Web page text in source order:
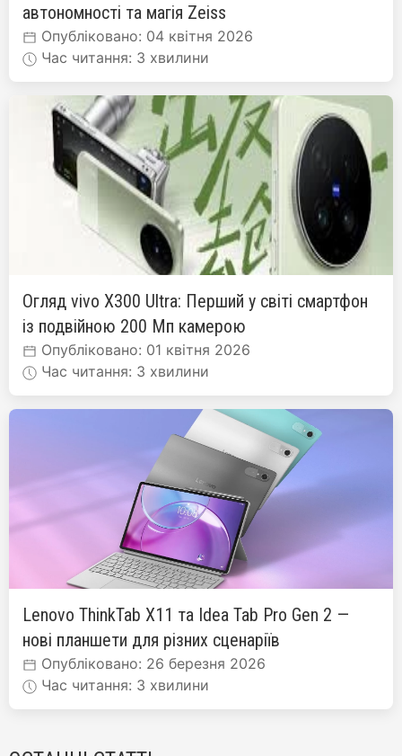
автономності та магія Zeiss
Опубліковано: 04 квітня 2026
Час читання: 3 хвилини
Огляд vivo X300 Ultra: Перший у світі смартфон
із подвійною 200 Мп камерою
Опубліковано: 01 квітня 2026
Час читання: 3 хвилини
Lenovo ThinkTab X11 та Idea Tab Pro Gen 2 —
нові планшети для різних сценаріїв
Опубліковано: 26 березня 2026
Час читання: 3 хвилини